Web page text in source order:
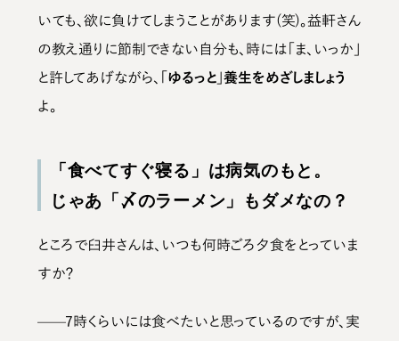
いても、欲に負けてしまうことがあります(笑)。益軒さん
の教え通りに節制できない自分も、時には「ま、いっか」
と許してあげながら、
「ゆるっと」養生をめざしましょう
よ。
「食べてすぐ寝る」は病気のもと。
じゃあ「〆のラーメン」もダメなの？
ところで臼井さんは、いつも何時ごろ夕食をとっていま
すか？
——7時くらいには食べたいと思っているのですが、実